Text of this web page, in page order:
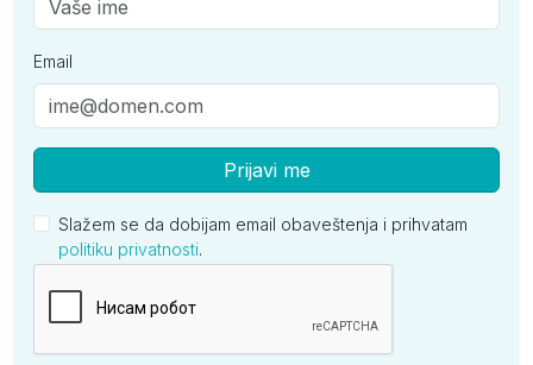
Email
Prijavi me
Slažem se da dobijam email obaveštenja i prihvatam
politiku privatnosti.